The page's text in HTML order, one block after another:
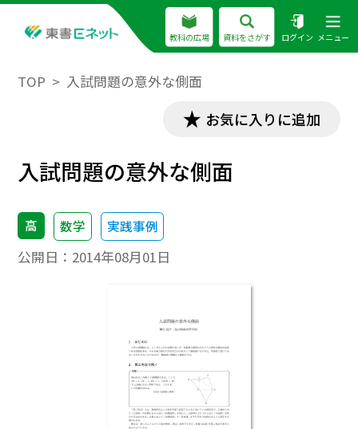
教科の広場 資料をさがす ログイン メニュー
TOP 入試問題の意外な側面
お気に入りに追加
入試問題の意外な側面
高 数学 実践事例
公開日： 2014年08月01日